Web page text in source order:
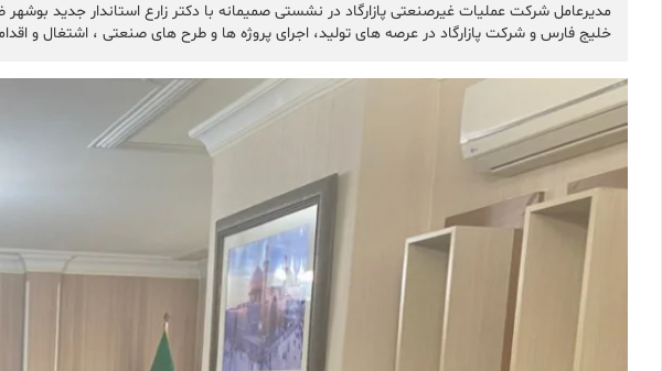
مدیرعامل شرکت عملیات غیرصنعتی پازارگاد در نشستی صمیمانه با دکتر زارع استاندار جدید
خلیج فارس و شرکت پازارگاد در عرصه های تولید، اجرای پروژه ها و طرح های صنعتی ، اشتغال و